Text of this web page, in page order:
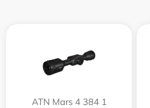
ATN Mars 4 384 1